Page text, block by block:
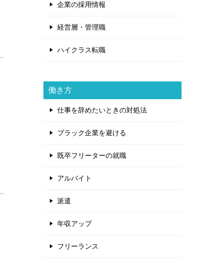
企業の採用情報
経営層・管理職
ハイクラス転職
働き方
仕事を辞めたいときの対処法
ブラック企業を避ける
既卒フリーターの就職
アルバイト
派遣
年収アップ
フリーランス